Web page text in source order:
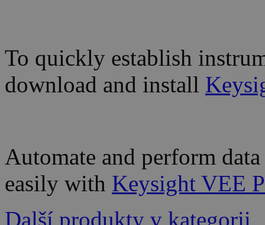
To quickly establish
download and install
Automate and perform
easily with Keysight VEE
Další produkty v kategorii